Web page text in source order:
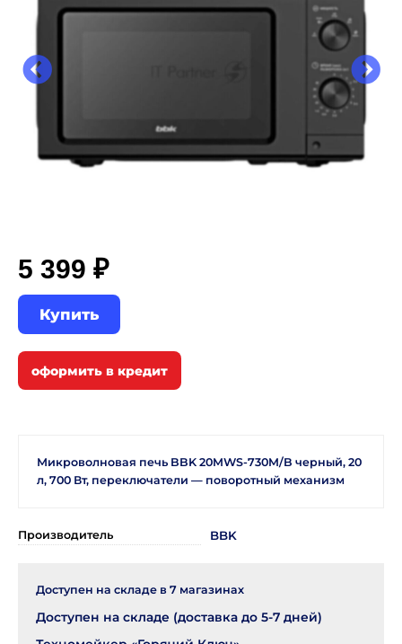
5 399 ₽
Купить
Микроволновая печь BBK 20MWS-730M/B черный, 20
л, 700 Вт, переключатели — поворотный механизм
Производитель BBK
Доступен на складе в 7 магазинах
Доступен на складе (доставка до 5-7 дней)